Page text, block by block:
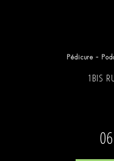
Pédicure –
1BIS